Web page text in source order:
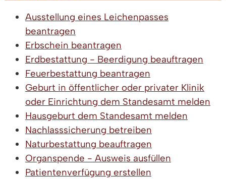
Ausstellung eines Leichenpasses
beantragen
Erbschein beantragen
Erdbestattung - Beerdigung beauftragen
Feuerbestattung beantragen
Geburt in öffentlicher oder privater Klinik
oder Einrichtung dem Standesamt melden
Hausgeburt dem Standesamt melden
Nachlasssicherung betreiben
Naturbestattung beauftragen
Organspende - Ausweis ausfüllen
Patientenverfügung erstellen